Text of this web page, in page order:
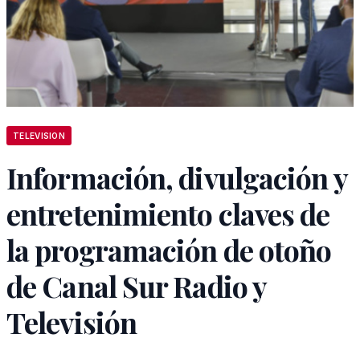
TELEVISION
Información, divulgación y
entretenimiento claves de
la programación de otoño
de Canal Sur Radio y
Televisión